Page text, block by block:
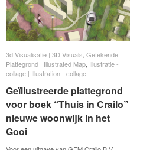
3d Visualisatie | 3D Visuals Getekende
Plattegrond | Illustrated Map Illustratie -
collage | Illustration - collage
Geïllustreerde plattegrond
voor boek “Thuis in Crailo”
nieuwe woonwijk in het
Gooi
3d Visualisatie | 3D Visuals Getekende
Plattegrond | Illustrated Map Illustratie -
collage | Illustration - collage
Geïllustreerde plattegrond
voor boek “Thuis in Crailo”
nieuwe woonwijk in het
Gooi